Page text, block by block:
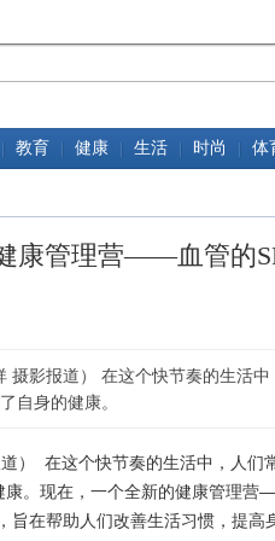
教育 健康 生活 时尚 体
康管理营——血管的
摄影报道） 在这个快节奏的生活
自身的健康。
） 在这个快节奏的生活中，人们
康。现在，一个全新的健康管理营
在帮助人们改善生活习惯，提高